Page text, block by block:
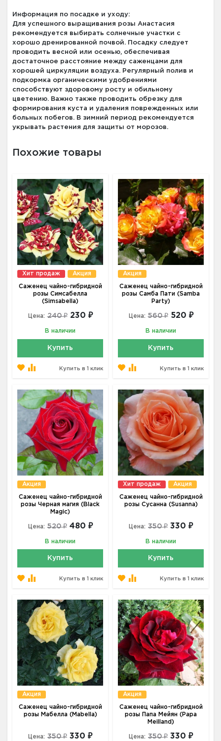
Информация по посадке и уходу:
Для успешного выращивания розы Анастасия
рекомендуется выбирать солнечные участки с
хорошо дренированной почвой. Посадку следует
проводить весной или осенью, обеспечивая
достаточное расстояние между саженцами для
хорошей циркуляции воздуха. Регулярный полив и
подкормка органическими удобрениями
способствуют здоровому росту и обильному
цветению. Важно также проводить обрезку для
формирования куста и удаления поврежденных или
больных побегов. В зимний период рекомендуется
укрывать растения для защиты от морозов.
Похожие товары
Хит продаж Акция
Саженец чайно-гибридной
розы Симсабелла
(Simsabella)
Цена: 240 ₽ 230 ₽
В наличии
Купить
Купить в 1 клик
Акция
Саженец чайно-гибридной
розы Самба Пати (Samba
Party)
Цена: 560 ₽ 520 ₽
В наличии
Купить
Купить в 1 клик
Акция
Саженец чайно-гибридной
розы Черная магия (Black
Magic)
Цена: 520 ₽ 480 ₽
В наличии
Купить
Купить в 1 клик
Хит продаж Акция
Саженец чайно-гибридной
розы Сусанна (Susanna)
Цена: 350 ₽ 330 ₽
В наличии
Купить
Купить в 1 клик
Акция
Саженец чайно-гибридной
розы Мабелла (Mabella)
Цена: 350 ₽ 330 ₽
Акция
Саженец чайно-гибридной
розы Папа Мейян (Papa
Meilland)
Цена: 350 ₽ 330 ₽